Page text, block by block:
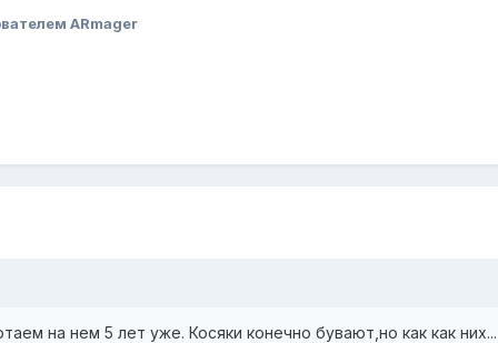
ARmager
на нем 5 лет уже. Косяки конечно бувают,но как как них...